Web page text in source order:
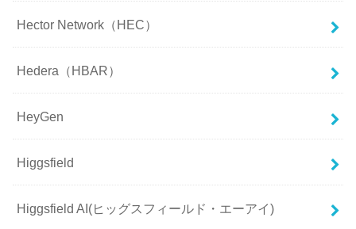
Hector Network（HEC）
Hedera（HBAR）
HeyGen
Higgsfield
Higgsfield AI(ヒッグスフィールド・エーアイ)